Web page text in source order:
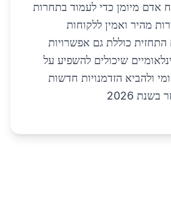
אדם מיומן כדי לעמוד בתחרות
מהיר ואמין ללקוחות
התחזית כוללת גם אפשרויות
שיכולים להשפיע על
ולהביא הזדמנויות חדשות
2026